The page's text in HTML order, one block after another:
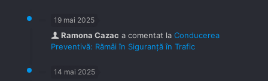
19 mai 2025
Ramona Cazac a comentat la Conducerea
Preventivă: Rămâi în Siguranță în Trafic
14 mai 2025